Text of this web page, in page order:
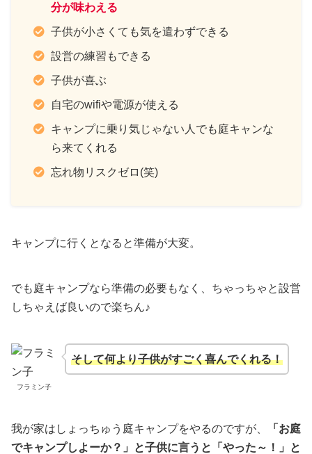
分が味わえる
子供が小さくても気を遣わずできる
設営の練習もできる
子供が喜ぶ
自宅のwifiや電源が使える
キャンプに乗り気じゃない人でも庭キャンな
ら来てくれる
忘れ物リスクゼロ(笑)
キャンプに行くとなると準備が大変。
でも庭キャンプなら準備の必要もなく、ちゃっちゃと設営
しちゃえば良いので楽ちん♪
フラミン子
そして何より子供がすごく喜んでくれる！
我が家はしょっちゅう庭キャンプをやるのですが、
「お庭
でキャンプしよーか？」と子供に言うと「やった～！」と